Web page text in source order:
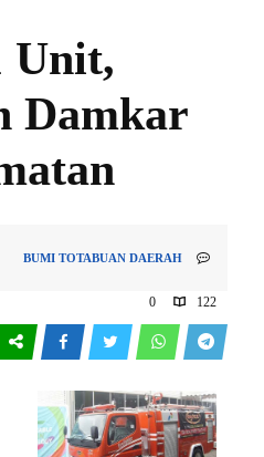
Unit,
Damkar
BUMI TOTABUAN DAERAH
0 122